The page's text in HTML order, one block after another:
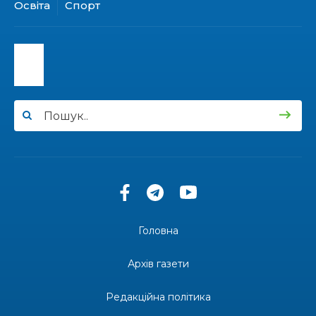
13:33
30 лип
«Дві музи» у Рівному: свято краси, мистецтва
Одна з найяскравіших постатей Бахмута –
Освіта Спорт
Головна
Архів газети
Редакційна політика